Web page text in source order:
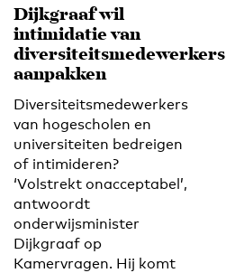
Dijkgraaf wil
intimidatie van
diversiteitsmedewerkers
aanpakken
Diversiteitsmedewerkers
van hogescholen en
universiteiten bedreigen
of intimideren?
‘Volstrekt onacceptabel’,
antwoordt
onderwijsminister
Dijkgraaf op
Kamervragen. Hij komt